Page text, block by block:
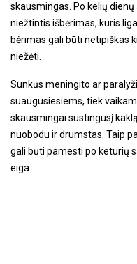
skausmingas. Po kelių
niežtintis išbėrimas, kuris
bėrimas gali būti netipiškas
niežėti.
Sunkūs meningito ar
suaugusiesiems, tiek
skausmingai sustingusį
nuobodu ir drumstas. Taip
gali būti pamesti po keturių
eiga.